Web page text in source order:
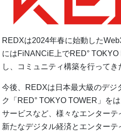
REDXは2024年春に始動した
にはFiNANCiE上でRED°
し、コミュニティ構築を行ってき
今後、REDXは日本最大級のデジ
ク「RED° TOKYO TOWER」を
サービスなど、様々なエンターテ
新たなデジタル経済とエンター